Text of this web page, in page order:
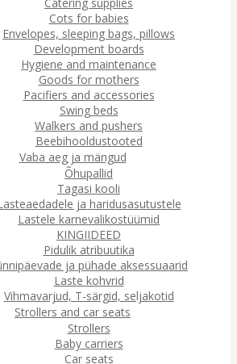
Cots for babies
Envelopes, sleeping bags, pillows
Development boards
Hygiene and maintenance
Goods for mothers
Pacifiers and accessories
Swing beds
Walkers and pushers
Beebihooldustooted
Vaba aeg ja mängud
Õhupallid
Tagasi kooli
ja haridusasutustele
Lastele karnevalikostüümid
KINGIIDEED
Pidulik atribuutika
ja pühade aksessuaarid
Laste kohvrid
Vihmavarjud, T-särgid, seljakotid
Strollers and car seats
Strollers
Baby carriers
Car seats